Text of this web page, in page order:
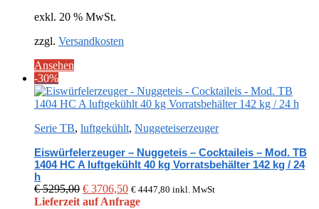
€ 4670,00
exkl. 20 % MwSt.
zzgl. Versandkosten
Ansehen
-30%
Serie TB, luftgekühlt, Nuggeteiserzeuger
Eiswürfelerzeuger – Nuggeteis – Cocktaileis – Mod. TB
1404 HC A luftgekühlt 40 kg Vorratsbehälter 142 kg / 24
h
€5295,00 Ursprünglicher
Preis
€ 3706,50Aktueller
Preis
€ 4447,80 inkl. MwSt
Lieferzeit auf Anfrage